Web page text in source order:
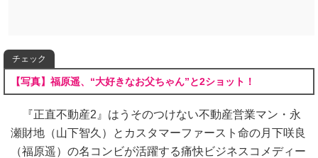
チェック
【写真】福原遥、“大好きなお父ちゃん”と2ショット！
『正直不動産2』はうそのつけない不動産営業マン・永
瀬財地（山下智久）とカスタマーファースト命の月下咲良
（福原遥）の名コンビが活躍する痛快ビジネスコメディー